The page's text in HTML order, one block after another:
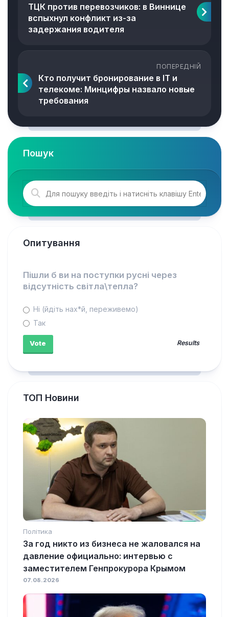
ТЦК против перевозчиков: в Виннице
вспыхнул конфликт из-за
задержания водителя
ПОПЕРЕДНІЙ
Кто получит бронирование в IT и
телекоме: Минцифры назвало новые
требования
Пошук
Опитування
Пішли б ви на поступки русні через
відсутність світла\тепла?
Ні (йдіть нах*й, переживемо)
Так
Results
ТОП Новини
Політика
За год никто из бизнеса не жаловался на
давление официально: интервью с
заместителем Генпрокурора Крымом
07.08.2026